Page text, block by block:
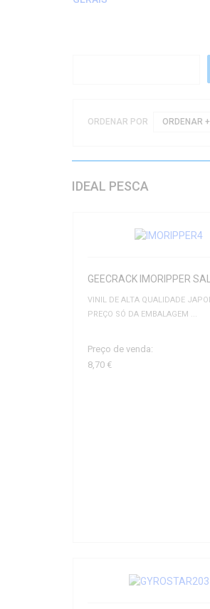
ORDENAR POR ORDENAR
IDEAL PESCA
GEECRACK IMORIPPER
VINIL DE ALTA QUALIDADE
PREÇO SÓ DA EMBALAGEM ...
Preço de venda:
8,70 €